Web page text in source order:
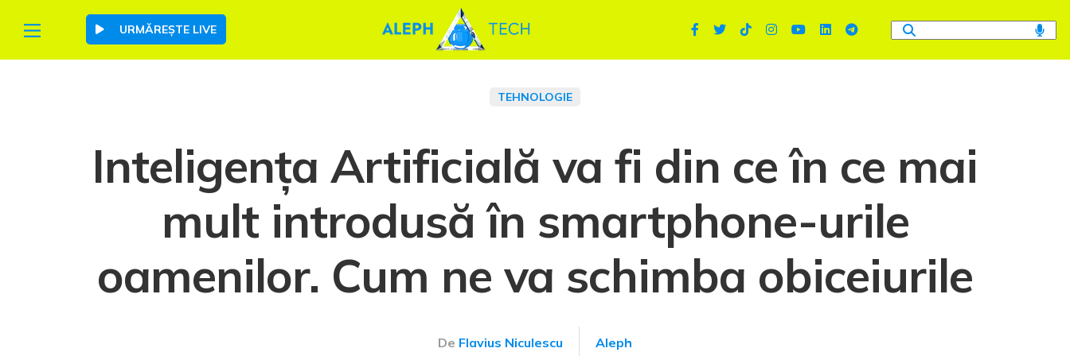
URMĂREȘTE LIVE
TEHNOLOGIE
Inteligența Artificială va fi din ce în ce mai
mult introdusă în smartphone-urile
oamenilor. Cum ne va schimba obiceiurile
De Flavius Niculescu Aleph